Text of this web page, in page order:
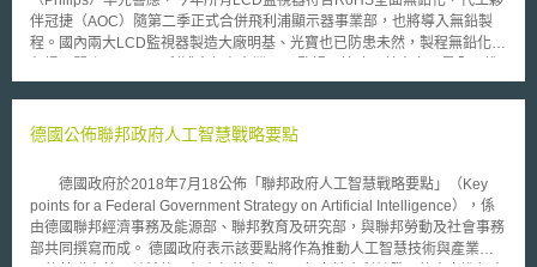
首要課題為建構不間斷且強韌的醫療、教育、公共事業等社會服務體系，維
繫國內外社會的鏈結。為此，應透過加速數位化，促成創新活動，同時強化
研發能量，實現以人為本的「Society5.0」之社會。 基此，創新戰略2020
濟體系：在公衛醫療體系，進行疫苗與醫療儀器之研發，並運用數位科技傳
年輕創業者、提供推動引導研發補助（開発研究促進助成金，通稱Gap
障的觀點，強化供應鏈韌性。 （2）創新創造：透過官民合作，實踐智慧城
市的構想；同時持續推動「STI for SDGs路線圖（STI for SDGsロードマッ
プ）」政策；藉由實踐研究誠信（研究インテグリティ），加強與國際網路
合作；另一方面，應發展post 5G與Beyond 5G等前瞻數位基礎技術，並持
伴冠捷（AOC）隨第二季正式合併飛利浦顯示器事業部，也將導入無鉛製
程。國內兩大LCD監視器製造大廠明基、光寶也已防患未然，製程無鉛化製
展無鉛化產品線，W、P、B、S四大系列全面符合歐盟RoHS規定，鉛含量
監視器製造大廠冠捷（AOC）已和飛利浦已簽訂顯示器事業部併購意向書，
銷業務部門。因此這套無鉛製程，也將如期導入至AOC的產線之中。至於國
內製造大廠光寶、明基也已如期順利切換到無鉛製程。光寶目前綠色採購達
成率已約七成，今年底則將達九成，因應製程無鉛化需要，還添購五部X光
檢測設備，以期達到滴水不漏效果；至於明基明年起工廠端也不再生產舊款
機種，一律符合無鉛化作業。 儘管無鉛製程難度相當高，不過對LCD
德國公佈聯邦政府人工智慧戰略要點
德國政府於2018年7月18公佈「聯邦政府人工智慧戰略要點」（Key
points for a Federal Government Strategy on Artificial Intelligence），係
由德國聯邦經濟事務及能源部、聯邦教育及研究部，與聯邦勞動及社會事務
部共同撰寫而成。 德國政府表示該要點將作為推動人工智慧技術與產業發